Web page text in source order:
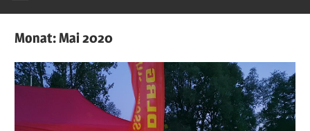
Monat:Mai 2020